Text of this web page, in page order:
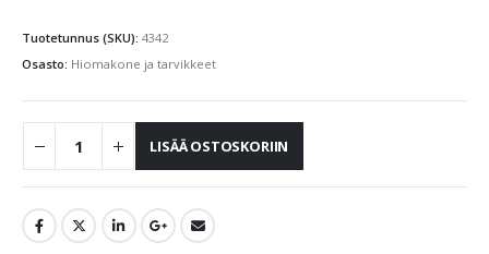
Tuotetunnus (SKU): 4342
Osasto: Hiomakone ja tarvikkeet
LISÄÄ OSTOSKORIIN